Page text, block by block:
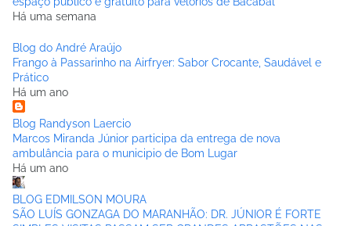
Há uma semana
Blog do André Araújo
Frango à Passarinho na Airfryer: Sabor Crocante, Saudável e
Prático
Há um ano
Blog Randyson Laercio
Marcos Miranda Júnior participa da entrega de nova
ambulância para o municipio de Bom Lugar
Há um ano
BLOG EDMILSON MOURA
SÃO LUÍS GONZAGA DO MARANHÃO: DR. JÚNIOR É FORTE